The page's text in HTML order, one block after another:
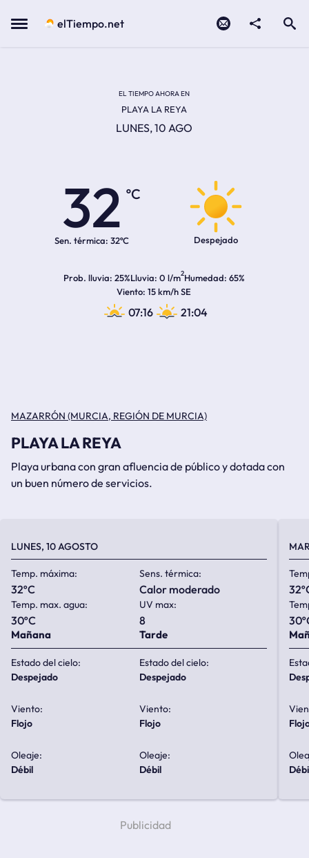
Menu elTiempo.net
EL TIEMPO AHORA EN
PLAYA LA REYA
LUNES, 10 AGO
32
ºC
Sen. térmica: 32ºC Despejado
Prob. lluvia 25%Lluvia 0 l/m2Humedad 65%
Viento 15 km/h SE
07:16 21:04
MAZARRÓN (MURCIA, REGIÓN DE MURCIA)
PLAYA LA REYA
Playa urbana con gran afluencia de público y dotada con
un buen número de servicios.
LUNES, 10 AGOSTO
Temp. máxima:
32ºC
Sens. térmica:
calor moderado
Temp. max. agua:
30ºC
UV max:
8
Mañana
Estado del cielo:
despejado
Viento:
flojo
Oleaje:
débil
Tarde
Estado del cielo:
despejado
Viento:
flojo
Oleaje:
débil